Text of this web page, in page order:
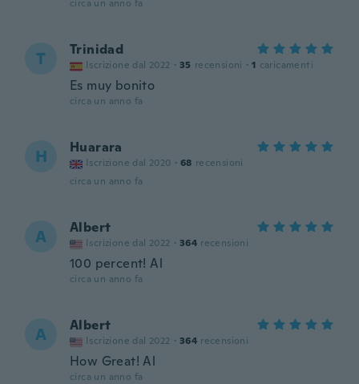
circa un anno fa
T Trinidad
Iscrizione dal 2022 · 35 recensioni · 1 caricamenti
Es muy bonito
circa un anno fa
H Huarara
Iscrizione dal 2020 · 68 recensioni
circa un anno fa
A Albert
Iscrizione dal 2022 · 364 recensioni
100 percent! Al
circa un anno fa
A Albert
Iscrizione dal 2022 · 364 recensioni
How Great! Al
circa un anno fa